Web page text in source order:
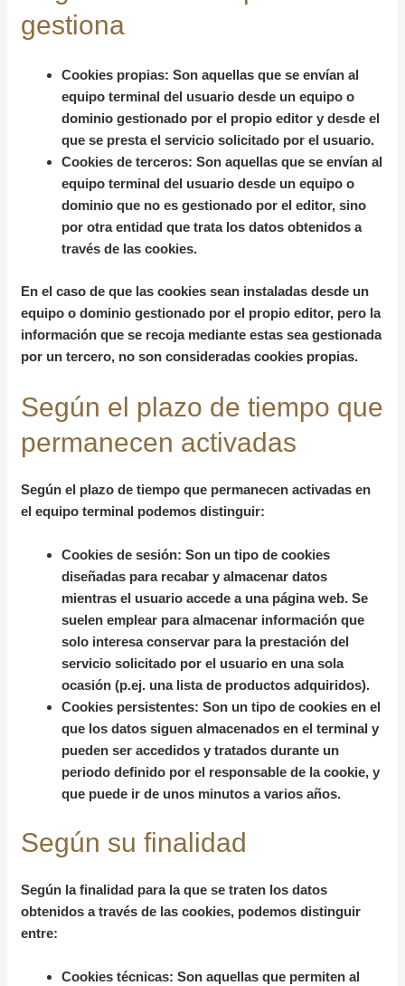
gestiona
Cookies propias: Son aquellas que se envían al
equipo terminal del usuario desde un equipo o
dominio gestionado por el propio editor y desde el
que se presta el servicio solicitado por el usuario.
Cookies de terceros: Son aquellas que se envían al
equipo terminal del usuario desde un equipo o
dominio que no es gestionado por el editor, sino
por otra entidad que trata los datos obtenidos a
través de las cookies.
En el caso de que las cookies sean instaladas desde un
equipo o dominio gestionado por el propio editor, pero la
información que se recoja mediante estas sea gestionada
por un tercero, no son consideradas cookies propias.
Según el plazo de tiempo que
permanecen activadas
Según el plazo de tiempo que permanecen activadas en
el equipo terminal podemos distinguir:
Cookies de sesión: Son un tipo de cookies
diseñadas para recabar y almacenar datos
mientras el usuario accede a una página web. Se
suelen emplear para almacenar información que
solo interesa conservar para la prestación del
servicio solicitado por el usuario en una sola
ocasión (p.ej. una lista de productos adquiridos).
Cookies persistentes: Son un tipo de cookies en el
que los datos siguen almacenados en el terminal y
pueden ser accedidos y tratados durante un
periodo definido por el responsable de la cookie, y
que puede ir de unos minutos a varios años.
Según su finalidad
Según la finalidad para la que se traten los datos
obtenidos a través de las cookies, podemos distinguir
entre:
Cookies técnicas: Son aquellas que permiten al